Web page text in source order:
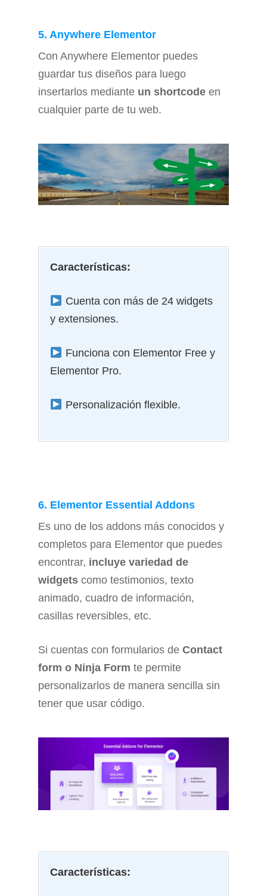
5. Anywhere Elementor
Con Anywhere Elementor puedes
guardar tus diseños para luego
insertarlos mediante un shortcode en
cualquier parte de tu web.
Características:
Cuenta con más de 24 widgets
y extensiones.
Funciona con Elementor Free y
Elementor Pro.
Personalización flexible.
6. Elementor Essential Addons
Es uno de los addons más conocidos y
completos para Elementor que puedes
encontrar, incluye variedad de
widgets como testimonios, texto
animado, cuadro de información,
casillas reversibles, etc.
Si cuentas con formularios de Contact
form o Ninja Form te permite
personalizarlos de manera sencilla sin
tener que usar código.
Características: